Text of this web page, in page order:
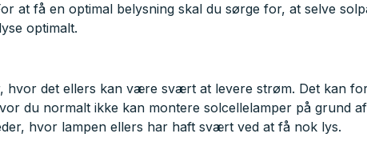
at få en optimal belysning skal du sørge for, at selve
optimalt.
hvor det ellers kan være svært at levere strøm. Det kan
du normalt ikke kan montere solcellelamper på grund
hvor lampen ellers har haft svært ved at få nok lys.